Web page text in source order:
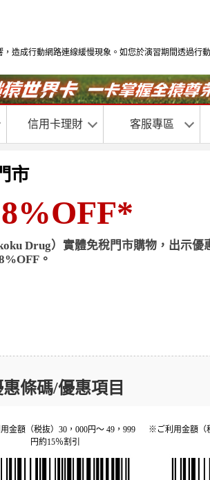
造成行動網路連線緩慢現象。如您於演習期間透過
信用卡理財 客服專區
市
*
Drug）實體免稅門市購物，出示
。
條碼/優惠項目
金額（税抜）30，000円～ 49，999
円約15％割引
※ご利用金額（